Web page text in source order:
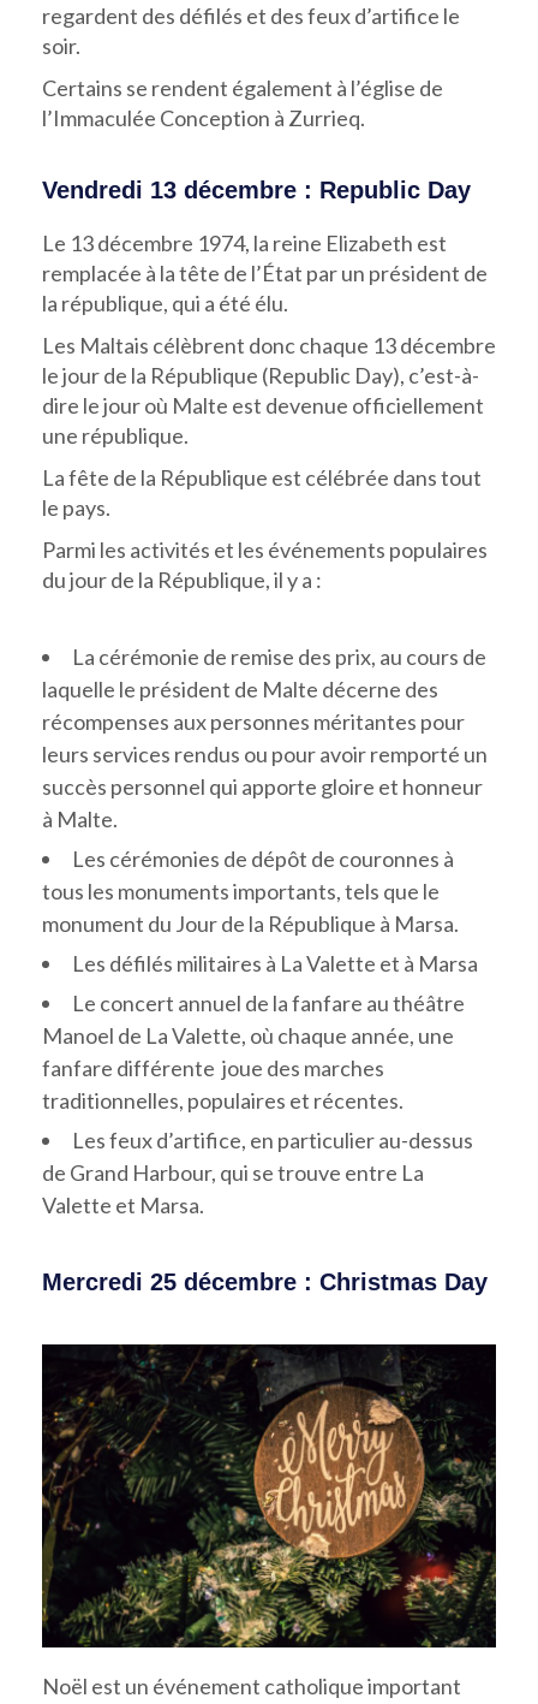
regardent des défilés et des feux d’artifice le
soir.
Certains se rendent également à l’église de
l’Immaculée Conception à Zurrieq.
Vendredi 13 décembre : Republic Day
Le 13 décembre 1974, la reine Elizabeth est
remplacée à la tête de l’État par un président de
la république, qui a été élu.
Les Maltais célèbrent donc chaque 13 décembre
le jour de la République (Republic Day), c’est-à-
dire le jour où Malte est devenue officiellement
une république.
La fête de la République est célébrée dans tout
le pays.
Parmi les activités et les événements populaires
du jour de la République, il y a :
La cérémonie de remise des prix, au cours de
laquelle le président de Malte décerne des
récompenses aux personnes méritantes pour
leurs services rendus ou pour avoir remporté un
succès personnel qui apporte gloire et honneur
à Malte.
Les cérémonies de dépôt de couronnes à
tous les monuments importants, tels que le
monument du Jour de la République à Marsa.
Les défilés militaires à La Valette et à Marsa
Le concert annuel de la fanfare au théâtre
Manoel de La Valette, où chaque année, une
fanfare différente joue des marches
traditionnelles, populaires et récentes.
Les feux d’artifice, en particulier au-dessus
de Grand Harbour, qui se trouve entre La
Valette et Marsa.
Mercredi 25 décembre : Christmas Day
Noël est un événement catholique important